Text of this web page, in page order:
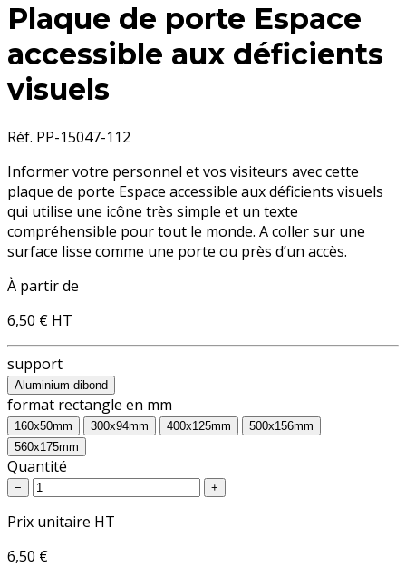
Plaque de porte Espace
accessible aux déficients
visuels
Réf. PP-15047-112
Informer votre personnel et vos visiteurs avec cette
plaque de porte Espace accessible aux déficients visuels
qui utilise une icône très simple et un texte
compréhensible pour tout le monde. A coller sur une
surface lisse comme une porte ou près d’un accès.
À partir de
6,50 € HT
support
Aluminium dibond
format rectangle en mm
160x50mm 300x94mm 400x125mm
500x156mm
560x175mm
Quantité
− +
Prix unitaire HT
6,50 €